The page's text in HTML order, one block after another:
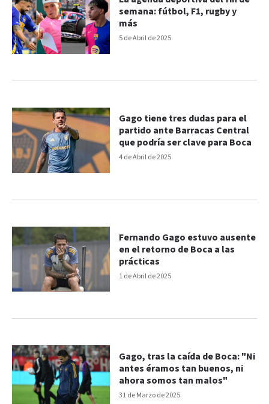
5 de Abril de 2025
semana: fútbol, F1, rugby y
más
4 de Abril de 2025
Gago tiene tres dudas para el
partido ante Barracas Central
que podría ser clave para Boca
1 de Abril de 2025
Fernando Gago estuvo ausente
en el retorno de Boca a las
prácticas
31 de Marzo de 2025
Gago, tras la caída de Boca: "Ni
antes éramos tan buenos, ni
ahora somos tan malos"